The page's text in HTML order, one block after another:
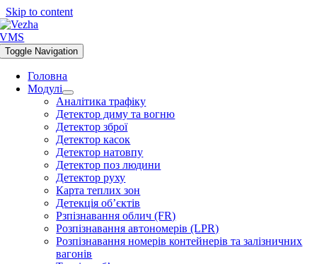
Skip to content
Toggle Navigation
Головна
Модулі
Аналітика трафіку
Детектор диму та вогню
Детектор зброї
Детектор касок
Детектор натовпу
Детектор поз людини
Детектор руху
Карта теплих зон
Детекція об’єктів
Рзпізнавання облич (FR)
Розпізнавання автономерів (LPR)
Розпізнавання номерів контейнерів та залізничних
вагонів